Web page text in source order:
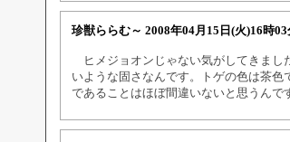
珍獣ららむ～ 2008年04月15日(火)16時
ヒメジョオンじゃない気がしてきまし
いような固さなんです。トゲの色は茶
であることはほぼ間違いないと思うんで